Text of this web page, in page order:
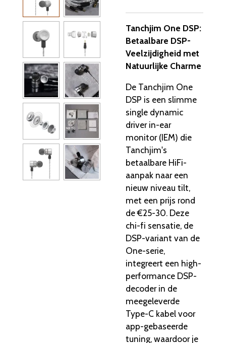
Tanchjim One DSP:
Betaalbare DSP-
Veelzijdigheid met
Natuurlijke Charme
De Tanchjim One
DSP is een slimme
single dynamic
driver in-ear
monitor (IEM) die
Tanchjim's
betaalbare HiFi-
aanpak naar een
nieuw niveau tilt,
met een prijs rond
de €25-30. Deze
chi-fi sensatie, de
DSP-variant van de
One-serie,
integreert een high-
performance DSP-
decoder in de
meegeleverde
Type-C kabel voor
app-gebaseerde
tuning, waardoor je